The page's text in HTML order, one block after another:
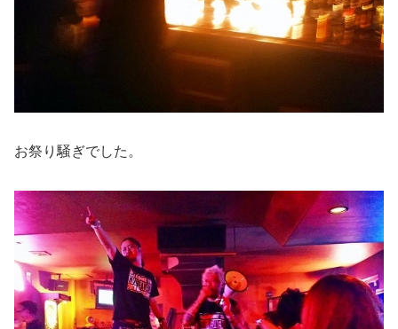
お祭り騒ぎでした。